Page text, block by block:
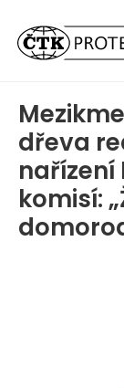
dřeva
nařízení
komisí: